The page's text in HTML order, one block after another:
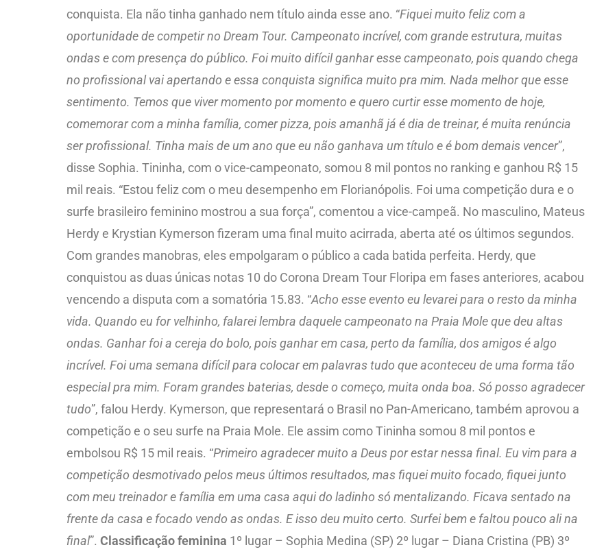
conquista. Ela não tinha ganhado nem título ainda esse ano. “Fiquei muito feliz com a
oportunidade de competir no Dream Tour. Campeonato incrível, com grande estrutura, muitas
ondas e com presença do público. Foi muito difícil ganhar esse campeonato, pois quando chega
no profissional vai apertando e essa conquista significa muito pra mim. Nada melhor que esse
sentimento. Temos que viver momento por momento e quero curtir esse momento de hoje,
comemorar com a minha família, comer pizza, pois amanhã já é dia de treinar, é muita renúncia
ser profissional. Tinha mais de um ano que eu não ganhava um título e é bom demais vencer”,
disse Sophia. Tininha, com o vice-campeonato, somou 8 mil pontos no ranking e ganhou R$ 15
mil reais. “Estou feliz com o meu desempenho em Florianópolis. Foi uma competição dura e o
surfe brasileiro feminino mostrou a sua força”, comentou a vice-campeã. No masculino, Mateus
Herdy e Krystian Kymerson fizeram uma final muito acirrada, aberta até os últimos segundos.
Com grandes manobras, eles empolgaram o público a cada batida perfeita. Herdy, que
conquistou as duas únicas notas 10 do Corona Dream Tour Floripa em fases anteriores, acabou
vencendo a disputa com a somatória 15.83. “Acho esse evento eu levarei para o resto da minha
vida. Quando eu for velhinho, falarei lembra daquele campeonato na Praia Mole que deu altas
ondas. Ganhar foi a cereja do bolo, pois ganhar em casa, perto da família, dos amigos é algo
incrível. Foi uma semana difícil para colocar em palavras tudo que aconteceu de uma forma tão
especial pra mim. Foram grandes baterias, desde o começo, muita onda boa. Só posso agradecer
tudo”, falou Herdy. Kymerson, que representará o Brasil no Pan-Americano, também aprovou a
competição e o seu surfe na Praia Mole. Ele assim como Tininha somou 8 mil pontos e
embolsou R$ 15 mil reais. “Primeiro agradecer muito a Deus por estar nessa final. Eu vim para a
competição desmotivado pelos meus últimos resultados, mas fiquei muito focado, fiquei junto
com meu treinador e família em uma casa aqui do ladinho só mentalizando. Ficava sentado na
frente da casa e focado vendo as ondas. E isso deu muito certo. Surfei bem e faltou pouco ali na
final”. Classificação feminina 1º lugar – Sophia Medina (SP) 2º lugar – Diana Cristina (PB) 3º